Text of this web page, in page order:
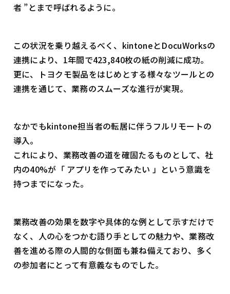
者 ”とまで呼ばれるように。
この状況を乗り越えるべく、kintoneとDocuWorksの
連携により、1年間で423,840枚の紙の削減に成功。
更に、トヨクモ製品をはじめとする様々なツールとの
連携を通じて、業務のスムーズな進行が実現。
なかでもkintone担当者の転居に伴うフルリモートの
導入。
これにより、業務改善の道を確固たるものとして、社
内の40%が「 アプリを作ってみたい 」という意識を
持つまでになった。
業務改善の効果を数字や具体的な例として示すだけで
なく、人の心をつかむ語り手としての魅力や、業務改
善を進める際の人間的な側面も兼ね備えており、多く
の参加者にとって有意義なものでした。